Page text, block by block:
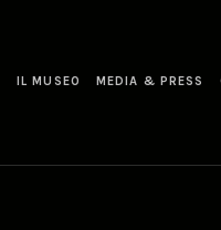
IL MUSEO MEDIA & PRESS